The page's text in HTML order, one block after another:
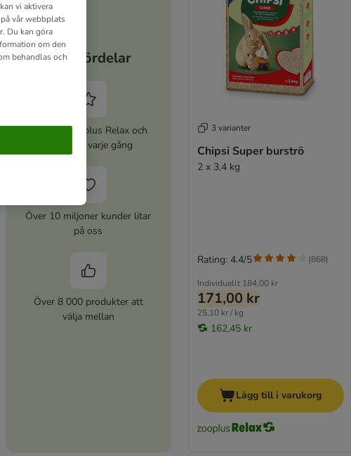
Dina fördelar
Aktivera zooplus Relax och
spara 5% varje gång
Över 10 miljoner kunder litar
på oss
Över 8 000 produkter att
välja mellan
3 varianter
Chipsi Super burströ
2 x 3,4 kg
Individuellt 184,00 kr
171,00 kr
25,10 kr / kg
162,45 kr
Rating: 4.4/5 (868)
Lägg till i varukorg
vi aktivera
vår webbplats
Du kan göra
om den
behandlas och